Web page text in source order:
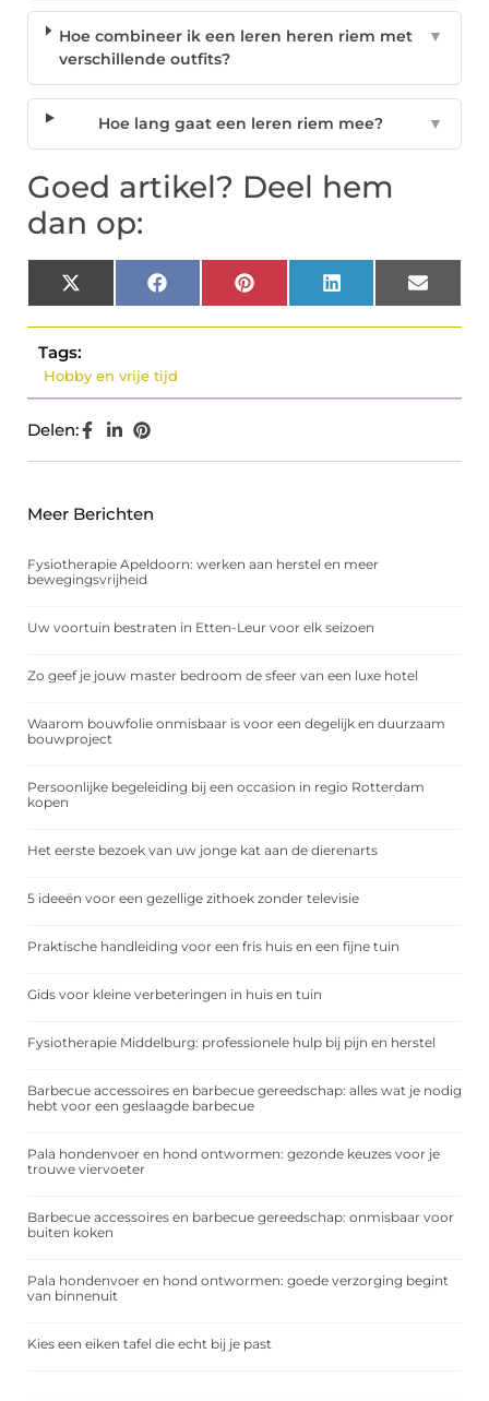
Hoe combineer ik een leren heren riem met
verschillende outfits?
▼
Hoe lang gaat een leren riem mee? ▼
Goed artikel? Deel hem
dan op:
X
(Twitter)
Facebook Pinterest LinkedIn Email
Tags:
Hobby en vrije tijd
Delen:
Meer Berichten
Fysiotherapie Apeldoorn: werken aan herstel en meer
bewegingsvrijheid
Uw voortuin bestraten in Etten-Leur voor elk seizoen
Zo geef je jouw master bedroom de sfeer van een luxe hotel
Waarom bouwfolie onmisbaar is voor een degelijk en duurzaam
bouwproject
Persoonlijke begeleiding bij een occasion in regio Rotterdam
kopen
Het eerste bezoek van uw jonge kat aan de dierenarts
5 ideeën voor een gezellige zithoek zonder televisie
Praktische handleiding voor een fris huis en een fijne tuin
Gids voor kleine verbeteringen in huis en tuin
Fysiotherapie Middelburg: professionele hulp bij pijn en herstel
Barbecue accessoires en barbecue gereedschap: alles wat je nodig
hebt voor een geslaagde barbecue
Pala hondenvoer en hond ontwormen: gezonde keuzes voor je
trouwe viervoeter
Barbecue accessoires en barbecue gereedschap: onmisbaar voor
buiten koken
Pala hondenvoer en hond ontwormen: goede verzorging begint
van binnenuit
Kies een eiken tafel die echt bij je past